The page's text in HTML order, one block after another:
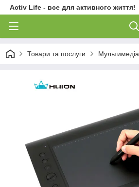
Activ Life - все для активного життя!
Товари та послуги Мультимедіа